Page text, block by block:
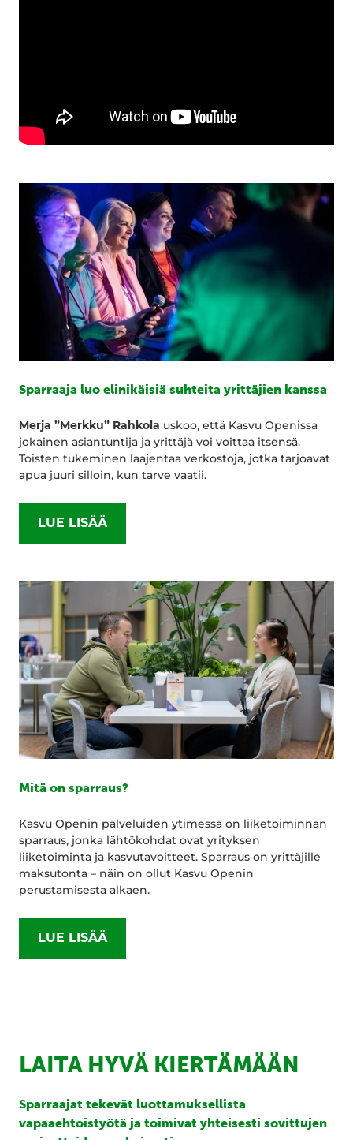
Sparraaja luo elinikäisiä suhteita yrittäjien kanssa
Merja ”Merkku” Rahkola uskoo, että Kasvu Openissa
jokainen asiantuntija ja yrittäjä voi voittaa itsensä.
Toisten tukeminen laajentaa verkostoja, jotka tarjoavat
apua juuri silloin, kun tarve vaatii.
LUE LISÄÄ
Mitä on sparraus?
Kasvu Openin palveluiden ytimessä on liiketoiminnan
sparraus, jonka lähtökohdat ovat yrityksen
liiketoiminta ja kasvutavoitteet. Sparraus on yrittäjille
maksutonta – näin on ollut Kasvu Openin
perustamisesta alkaen.
LUE LISÄÄ
LAITA HYVÄ KIERTÄMÄÄN
Sparraajat tekevät luottamuksellista
vapaaehtoistyötä ja toimivat yhteisesti sovittujen